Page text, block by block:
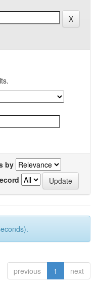
by
previous 1 next